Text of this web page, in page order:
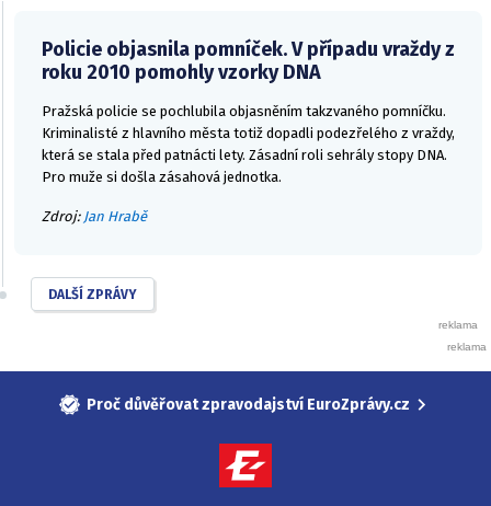
Policie objasnila pomníček. V případu vraždy z
roku 2010 pomohly vzorky DNA
Pražská policie se pochlubila objasněním takzvaného pomníčku.
Kriminalisté z hlavního města totiž dopadli podezřelého z vraždy,
která se stala před patnácti lety. Zásadní roli sehrály stopy DNA.
Pro muže si došla zásahová jednotka.
Zdroj: Jan Hrabě
DALŠÍ ZPRÁVY
Proč důvěřovat zpravodajství EuroZprávy.cz